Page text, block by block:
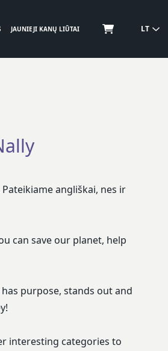
JAUNIEJI KANŲ LIŪTAI LT
angliškai, nes ir
can save our planet, help
has purpose, stands out and
interesting categories to